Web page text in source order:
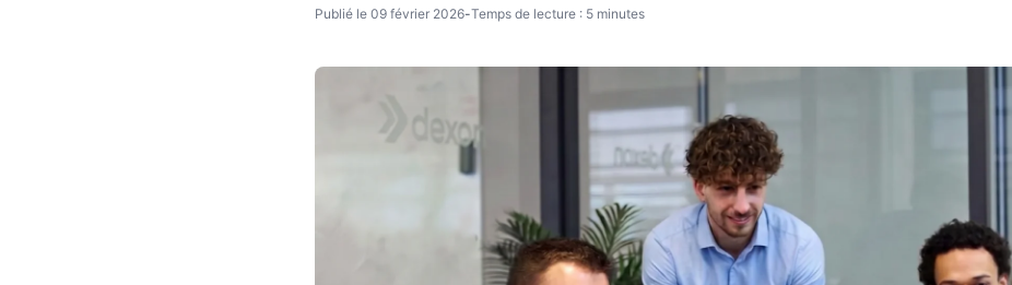
Publié le 09 février 2026-Temps de lecture : 5 minutes